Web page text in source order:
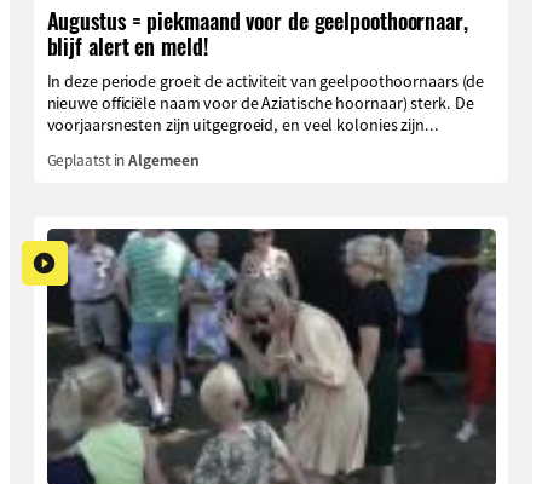
Augustus = piekmaand voor de geelpoothoornaar,
blijf alert en meld!
In deze periode groeit de activiteit van geelpoothoornaars (de
nieuwe officiële naam voor de Aziatische hoornaar) sterk. De
voorjaarsnesten zijn uitgegroeid, en veel kolonies zijn...
Geplaatst inAlgemeen